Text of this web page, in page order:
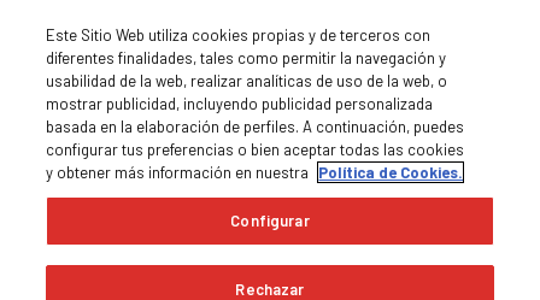
MENU 
Este Sitio Web utiliza cookies propias y de terceros con
diferentes finalidades, tales como permitir la navegación y
usabilidad de la web, realizar analíticas de uso de la web, o
mostrar publicidad, incluyendo publicidad personalizada
basada en la elaboración de perfiles. A continuación, puedes
configurar tus preferencias o bien aceptar todas las cookies
y obtener más información en nuestra
Política de Cookies.
Configurar
Rechazar